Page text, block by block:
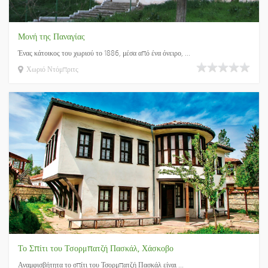
Μονή της Παναγίας
Ένας κάτοικος του χωριού το 1886, μέσα από ένα όνειρο, ...
Χωριό Ντόμπριτς
Το Σπίτι του Τσορμπατζή Πασκάλ, Χάσκοβο
Αναμφισβήτητα το σπίτι του Τσορμπατζή Πασκάλ είναι ...